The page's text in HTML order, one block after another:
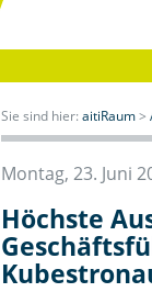
Verein
Sie sind hier: aitiRaum>
Montag, 23. Juni
Höchste